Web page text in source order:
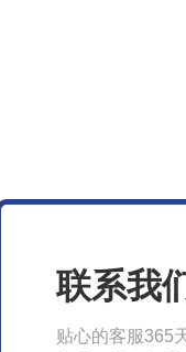
联系我
贴心的客服365